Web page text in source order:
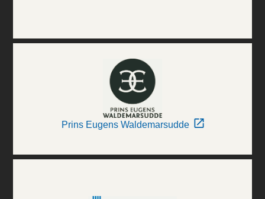
Prins Eugens Waldemarsudde